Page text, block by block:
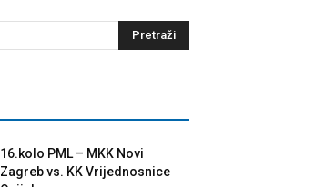
16.kolo PML – MKK Novi
Zagreb vs. KK Vrijednosnice